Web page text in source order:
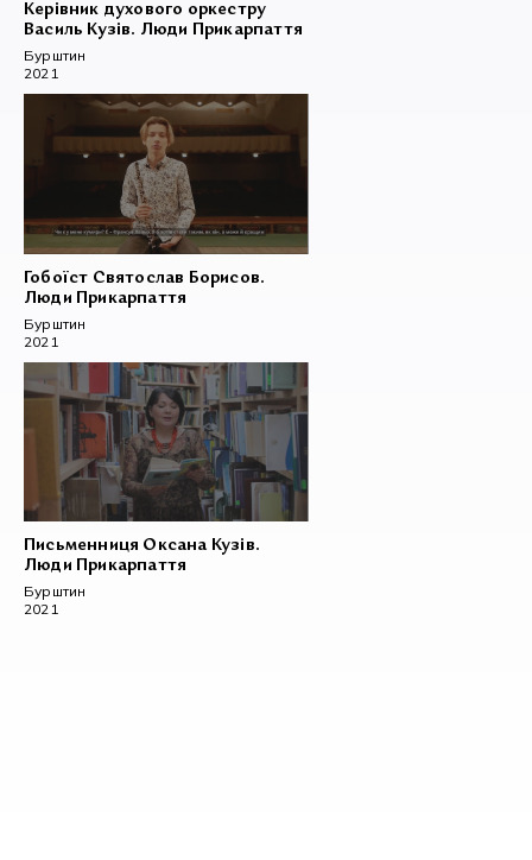
Керівник духового оркестру
Василь Кузів. Люди Прикарпаття
Бурштин
2021
Гобоїст Святослав Борисов.
Люди Прикарпаття
Бурштин
2021
Письменниця Оксана Кузів.
Люди Прикарпаття
Бурштин
2021